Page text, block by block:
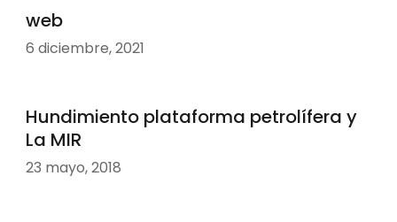
web
6 diciembre, 2021
Hundimiento plataforma petrolífera y
La MIR
23 mayo, 2018